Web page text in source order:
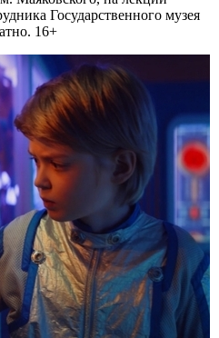
Государственного музея
16+